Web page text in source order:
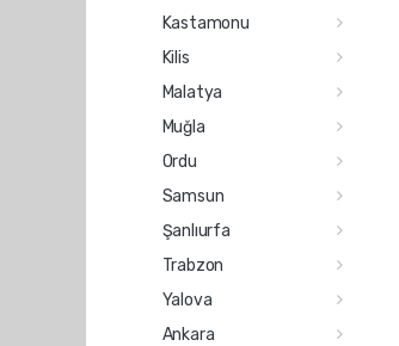
Kastamonu
Kilis
Malatya
Muğla
Ordu
Samsun
Şanlıurfa
Trabzon
Yalova
Ankara